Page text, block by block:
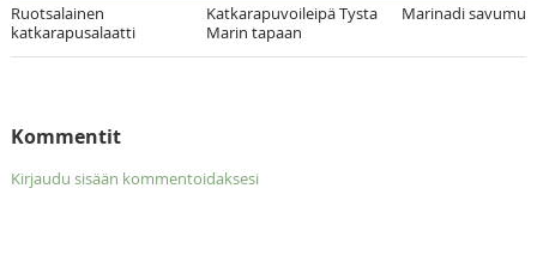
Ruotsalainen
katkarapusalaatti
Katkarapuvoileipä Tysta
Marin tapaan
Marinadi
Kommentit
Kirjaudu sisään kommentoidaksesi